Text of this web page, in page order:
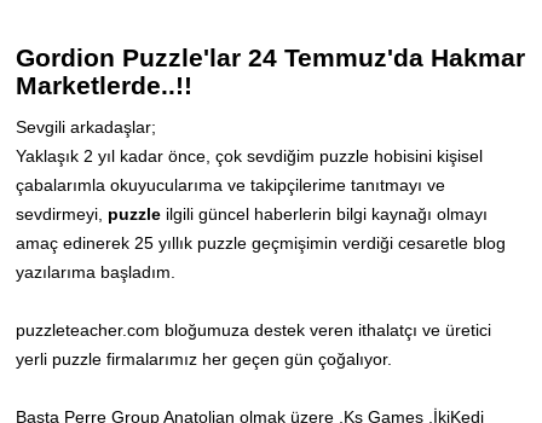
Gordion Puzzle'lar 24 Temmuz'da Hakmar
Marketlerde..!!
Sevgili arkadaşlar;
Yaklaşık 2 yıl kadar önce, çok sevdiğim puzzle hobisini kişisel
çabalarımla okuyucularıma ve takipçilerime tanıtmayı ve
sevdirmeyi, puzzle ilgili güncel haberlerin bilgi kaynağı olmayı
amaç edinerek 25 yıllık puzzle geçmişimin verdiği cesaretle blog
yazılarıma başladım.
puzzleteacher.com bloğumuza destek veren ithalatçı ve üretici
yerli puzzle firmalarımız her geçen gün çoğalıyor.
Başta Perre Group Anatolian olmak üzere ,Ks Games ,İkiKedi